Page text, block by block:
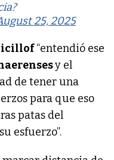
25, 2025
“entendió ese
y el
de tener una
para que eso
patas del
esfuerzo”.